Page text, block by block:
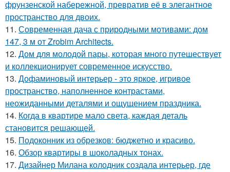
фрунзенской набережной, превратив её в элегантное
пространство для двоих.
11. Современная дача с природными мотивами: дом
147, 3 м от Zrobim Architects.
12. Дом для молодой пары, которая много путешествует
и коллекционирует современное искусство.
13. Дофаминовый интерьер - это яркое, игривое
пространство, наполненное контрастами,
неожиданными деталями и ощущением праздника.
14. Когда в квартире мало света, каждая деталь
становится решающей.
15. Подоконник из обрезков: бюджетно и красиво.
16. Обзор квартиры в шоколадных тонах.
17. Дизайнер Милана колодник создала интерьер, где